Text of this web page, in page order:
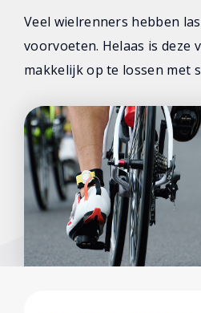
Veel wielrenners hebben
voorvoeten. Helaas is deze
makkelijk op te lossen met